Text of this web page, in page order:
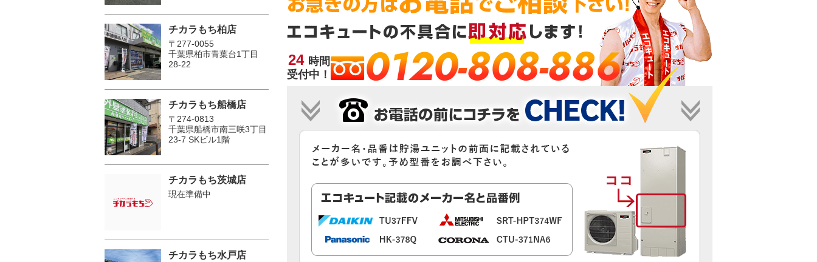
24 時間
受付中！
0120-808-886
チカラもち柏店
〒277-0055
千葉県柏市青葉台1丁目
28-22
チカラもち船橋店
〒274-0813
千葉県船橋市南三咲3丁目
23-7 SKビル1階
チカラもち茨城店
現在準備中
チカラもち水戸店